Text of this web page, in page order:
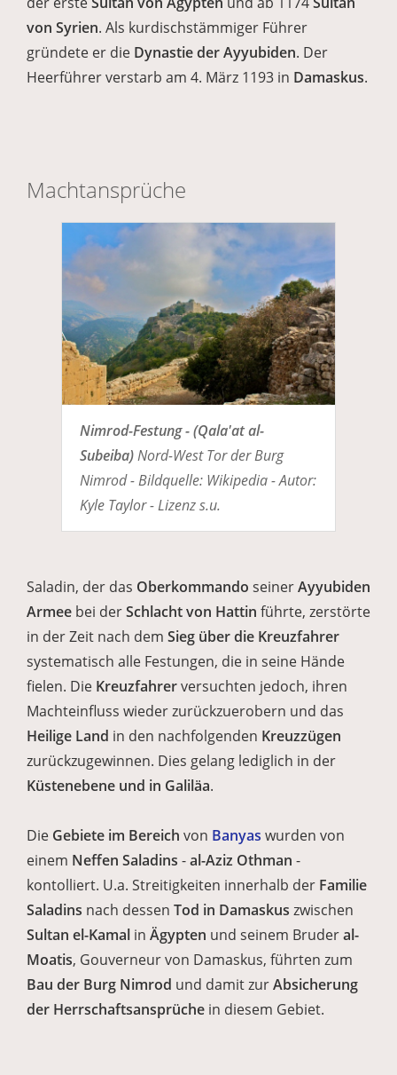
von Syrien. Als kurdischstämmiger Führer
gründete er die Dynastie der Ayyubiden. Der
Heerführer verstarb am 4. März 1193 in Damaskus.
Machtansprüche
Nimrod-Festung - (Qala'at al-
Subeiba)Nord-West Tor der Burg
Nimrod - Bildquelle: Wikipedia - Autor:
Kyle Taylor - Lizenz s.u.
Saladin, der das Oberkommando seinerAyyubiden
Armee bei derSchlacht von Hattin führte, zerstörte
in der Zeit nach dem Sieg über die Kreuzfahrer
systematisch alle Festungen, die in seine Hände
fielen. Die Kreuzfahrerversuchten jedoch, ihren
Machteinfluss wieder zurückzuerobern und das
Heilige Land in den nachfolgenden Kreuzzügen
zurückzugewinnen. Dies gelang lediglich in der
Küstenebene und in Galiläa.
Die Gebiete im Bereich von Banyas wurden von
einem Neffen Saladins -al-Aziz Othman -
kontolliert. U.a. Streitigkeiten innerhalb der Familie
Saladins nach dessen Tod in Damaskus zwischen
Sultan el-Kamal in Ägypten und seinem Bruderal-
Moatis, Gouverneur von Damaskus, führten zum
Bau der Burg Nimrod und damit zurAbsicherung
der Herrschaftsansprüche in diesem Gebiet.